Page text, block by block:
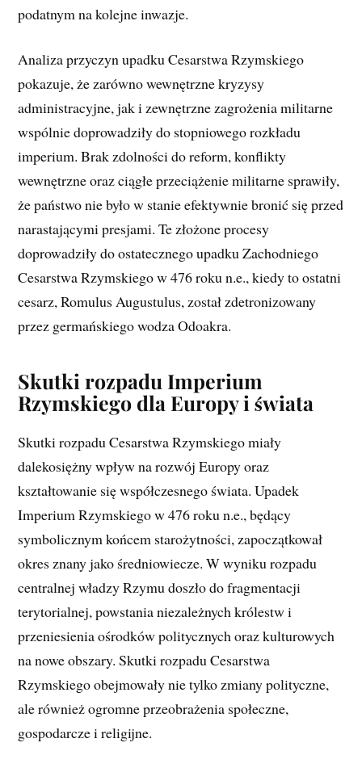
podatnym na kolejne inwazje.
Analiza przyczyn upadku Cesarstwa Rzymskiego
pokazuje, że zarówno wewnętrzne kryzysy
administracyjne, jak i zewnętrzne zagrożenia militarne
wspólnie doprowadziły do stopniowego rozkładu
imperium. Brak zdolności do reform, konflikty
wewnętrzne oraz ciągłe przeciążenie militarne sprawiły,
że państwo nie było w stanie efektywnie bronić się przed
narastającymi presjami. Te złożone procesy
doprowadziły do ostatecznego upadku Zachodniego
Cesarstwa Rzymskiego w 476 roku n.e., kiedy to ostatni
cesarz, Romulus Augustulus, został zdetronizowany
przez germańskiego wodza Odoakra.
Skutki rozpadu Imperium
Rzymskiego dla Europy i świata
Skutki rozpadu Cesarstwa Rzymskiego miały
dalekosiężny wpływ na rozwój Europy oraz
kształtowanie się współczesnego świata. Upadek
Imperium Rzymskiego w 476 roku n.e., będący
symbolicznym końcem starożytności, zapoczątkował
okres znany jako średniowiecze. W wyniku rozpadu
centralnej władzy Rzymu doszło do fragmentacji
terytorialnej, powstania niezależnych królestw i
przeniesienia ośrodków politycznych oraz kulturowych
na nowe obszary. Skutki rozpadu Cesarstwa
Rzymskiego obejmowały nie tylko zmiany polityczne,
ale również ogromne przeobrażenia społeczne,
gospodarcze i religijne.